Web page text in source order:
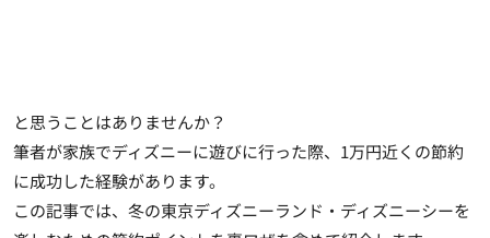
と思うことはありませんか？
筆者が家族でディズニーに遊びに行った際、 1万円近くの節約
に成功した経験があります。
この記事では、冬の東京ディズニーランド・ディズニーシーを